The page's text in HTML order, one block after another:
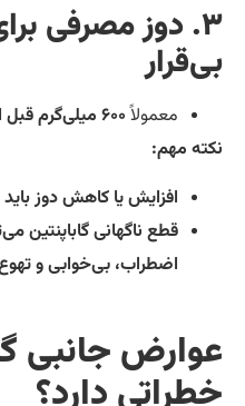
۳. دوز مصرفی
معمولاً۶۰۰ میلی‌گرم قبل از خواب
مهم:
افزایش یا کاهش دوز باید
قطع ناگهانی گاباپنتین
اضطراب، بی‌خوابی و تهوع
جانبی